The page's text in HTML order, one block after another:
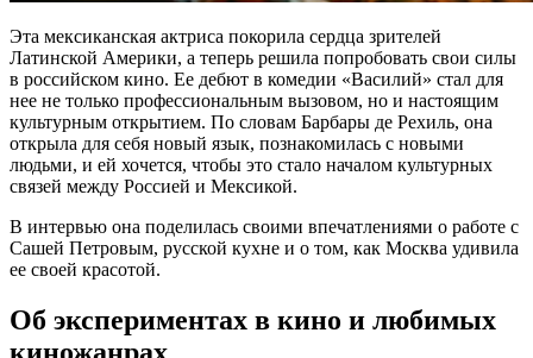
Эта мексиканская актриса покорила сердца зрителей
Латинской Америки, а теперь решила попробовать свои силы
в российском кино. Ее дебют в комедии «Василий» стал для
нее не только профессиональным вызовом, но и настоящим
культурным открытием. По словам Барбары де Рехиль, она
открыла для себя новый язык, познакомилась с новыми
людьми, и ей хочется, чтобы это стало началом культурных
связей между Россией и Мексикой.
В интервью она поделилась своими впечатлениями о работе с
Сашей Петровым, русской кухне и о том, как Москва удивила
ее своей красотой.
Об экспериментах в кино и любимых
киножанрах